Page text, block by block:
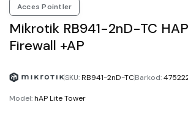
Acces Pointler
Mikrotik RB941-2nD-TC
Firewall +AP
SKU:RB941-2nD-TCBarkod:
Model:hAP Lite Tower